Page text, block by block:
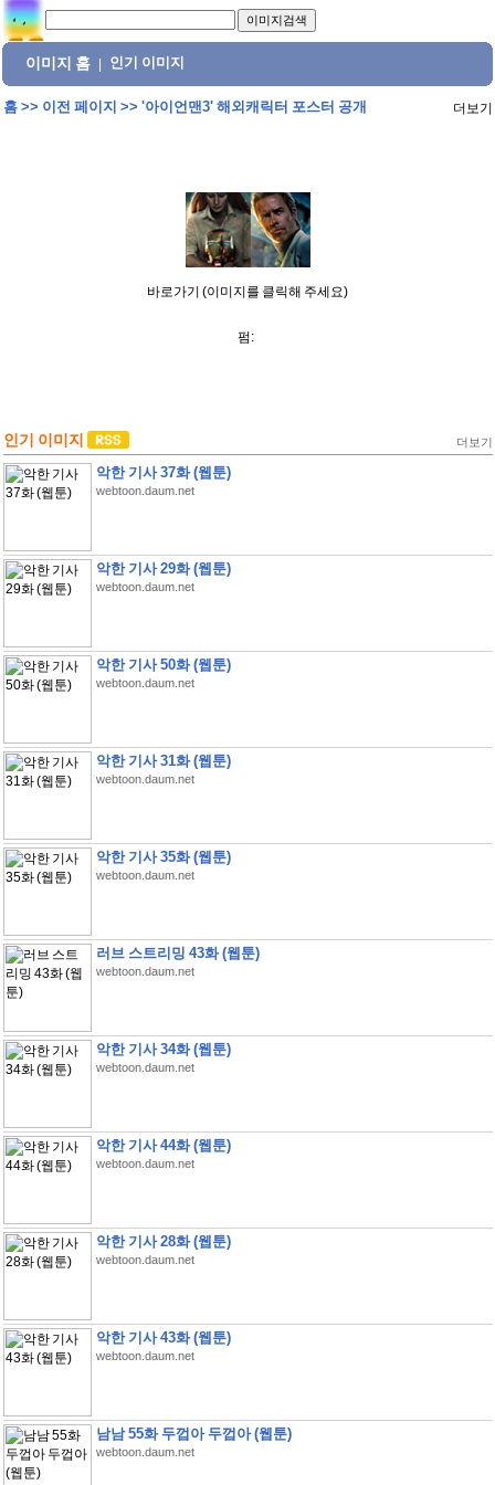
이미지 홈 인기 이미지
홈>> 이전 페이지 >> '아이언맨3' 해외캐릭터 포스터 공개 더보기
바로가기 (이미지를 클릭해 주세요)
펌:
인기 이미지 더보기
악한 기사 37화 (웹툰)
webtoon.daum.net
악한 기사 29화 (웹툰)
webtoon.daum.net
악한 기사 50화 (웹툰)
webtoon.daum.net
악한 기사 31화 (웹툰)
webtoon.daum.net
악한 기사 35화 (웹툰)
webtoon.daum.net
러브 스트리밍 43화 (웹툰)
webtoon.daum.net
악한 기사 34화 (웹툰)
webtoon.daum.net
악한 기사 44화 (웹툰)
webtoon.daum.net
악한 기사 28화 (웹툰)
webtoon.daum.net
악한 기사 43화 (웹툰)
webtoon.daum.net
남남 55화 두껍아 두껍아 (웹툰)
webtoon.daum.net